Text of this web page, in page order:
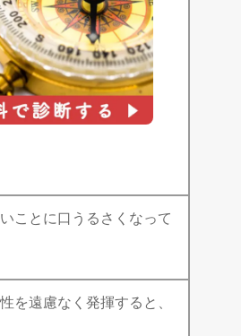
ことに口うるさくなって
を遠慮なく発揮すると、